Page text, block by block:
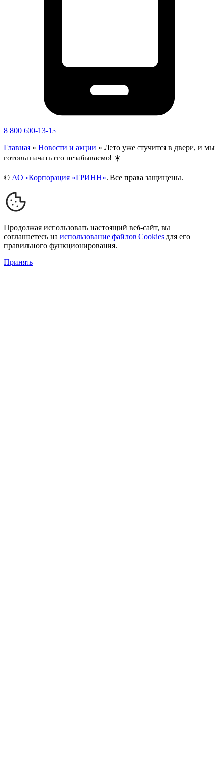
8 800 600-13-13
Главная » Новости и акции » Лето уже стучится в двери, и мы
готовы начать его незабываемо! ☀️
© АО «Корпорация «ГРИНН». Все права защищены.
Продолжая использовать настоящий веб-сайт, вы
соглашаетесь на использование файлов Cookies для его
правильного функционирования.
Принять